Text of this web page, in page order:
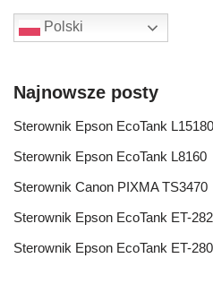
Polski
Najnowsze posty
Sterownik Epson EcoTank L15180
Sterownik Epson EcoTank L8160
Sterownik Canon PIXMA TS3470
Sterownik Epson EcoTank ET-
Sterownik Epson EcoTank ET-